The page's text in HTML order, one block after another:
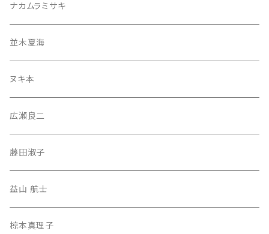
ナカムラミサキ
並木夏海
ヌキ本
広瀬良二
藤田淑子
益山 航士
椋本真理子